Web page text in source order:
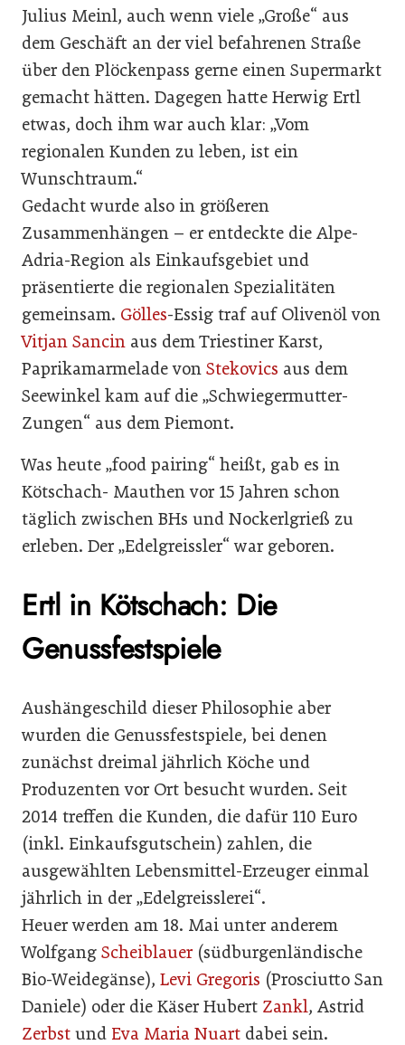
Julius Meinl, auch wenn viele „Große“ aus
dem Geschäft an der viel befahrenen Straße
über den Plöckenpass gerne einen Supermarkt
gemacht hätten. Dagegen hatte Herwig Ertl
etwas, doch ihm war auch klar: „Vom
regionalen Kunden zu leben, ist ein
Wunschtraum.“
Gedacht wurde also in größeren
Zusammenhängen – er entdeckte die Alpe-
Adria-Region als Einkaufsgebiet und
präsentierte die regionalen Spezialitäten
gemeinsam. Gölles-Essig traf auf Olivenöl von
Vitjan Sancin aus dem Triestiner Karst,
Paprikamarmelade von Stekovics aus dem
Seewinkel kam auf die „Schwiegermutter-
Zungen“ aus dem Piemont.
Was heute „food pairing“ heißt, gab es in
Kötschach- Mauthen vor 15 Jahren schon
täglich zwischen BHs und Nockerlgrieß zu
erleben. Der „Edelgreissler“ war geboren.
Ertl in Kötschach: Die
Genussfestspiele
Aushängeschild dieser Philosophie aber
wurden die Genussfestspiele, bei denen
zunächst dreimal jährlich Köche und
Produzenten vor Ort besucht wurden. Seit
2014 treffen die Kunden, die dafür 110 Euro
(inkl. Einkaufsgutschein) zahlen, die
ausgewählten Lebensmittel-Erzeuger einmal
jährlich in der „Edelgreisslerei“.
Heuer werden am 18. Mai unter anderem
Wolfgang Scheiblauer(südburgenländische
Bio-Weidegänse), Levi Gregoris (Prosciutto San
Daniele) oder die Käser Hubert Zankl, Astrid
Zerbst und Eva Maria Nuart dabei sein.